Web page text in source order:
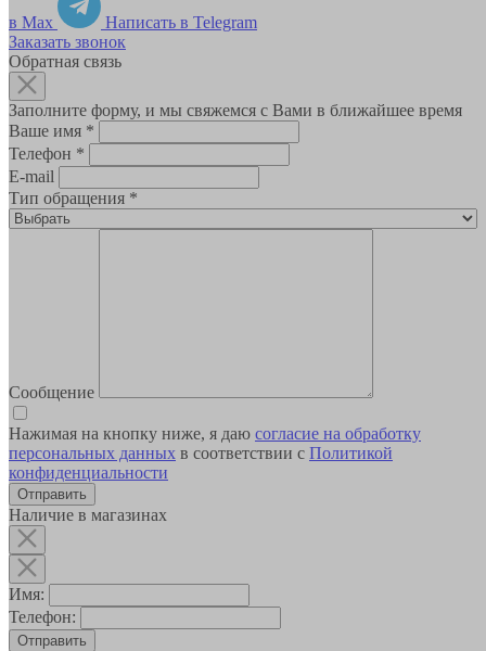
в Max
Написать в Telegram
Заказать звонок
Обратная связь
Заполните форму, и мы свяжемся с Вами в ближайшее время
Ваше имя *
Телефон *
E-mail
Тип обращения *
Сообщение
Нажимая на кнопку ниже, я даю согласие на обработку
персональных данных в соответствии с Политикой
конфиденциальности
Наличие в магазинах
Имя:
Телефон:
Отправить